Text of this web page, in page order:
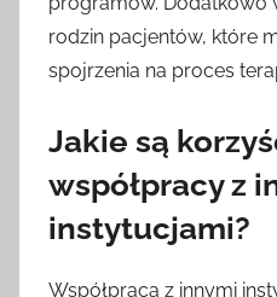
rodzin pacjentów, które
spojrzenia na proces
Jakie są
współpracy z
instytucjami?
Współpraca z innymi